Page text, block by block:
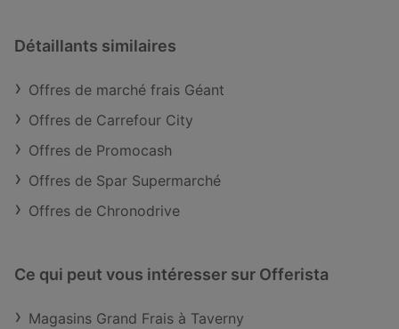
Détaillants similaires
Offres de marché frais Géant
Offres de Carrefour City
Offres de Promocash
Offres de Spar Supermarché
Offres de Chronodrive
Ce qui peut vous intéresser sur Offerista
Magasins Grand Frais à Taverny